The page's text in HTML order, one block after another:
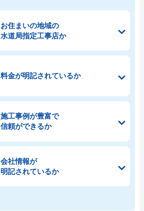
お住まいの地域の
水道局指定工事店か
料金が明記されているか
施工事例が豊富で
信頼ができるか
会社情報が
明記されているか